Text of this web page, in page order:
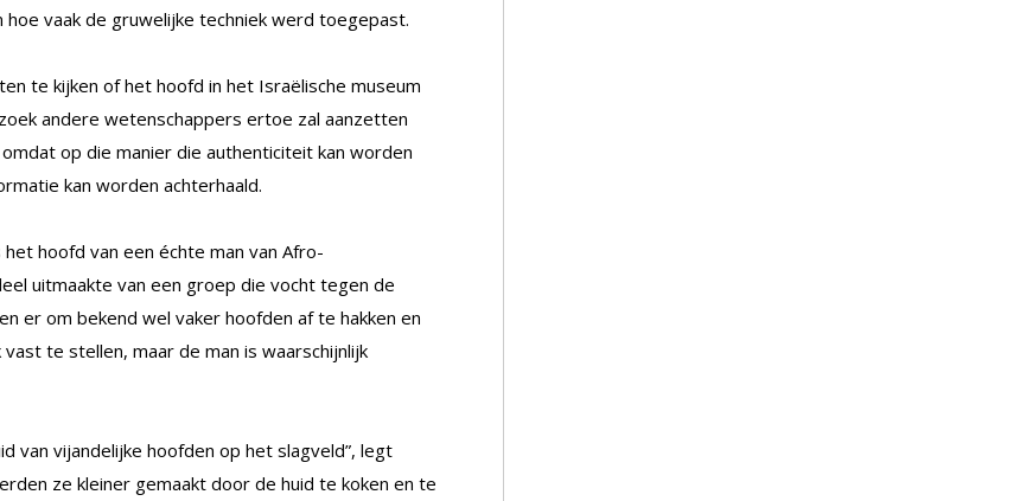
vaak de gruwelijke techniek werd toegepast.
te kijken of het hoofd in het Israëlische museum
andere wetenschappers ertoe zal aanzetten
op die manier die authenticiteit kan worden
kan worden achterhaald.
hoofd van een échte man van Afro-
uitmaakte van een groep die vocht tegen de
er om bekend wel vaker hoofden af te hakken en
te stellen, maar de man is waarschijnlijk
van vijandelijke hoofden op het slagveld”, legt
ze kleiner gemaakt door de huid te koken en te